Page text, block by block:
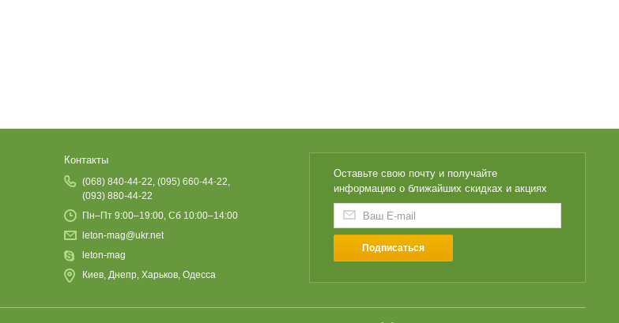
Контакты
(068) 840-44-22, (095) 660-44-22,
(093) 880-44-22
Пн–Пт 9:00–19:00, Сб 10:00–14:00
leton-mag@ukr.net
leton-mag
Киев, Днепр, Харьков, Одесса
Оставьте свою почту и получайте
информацию о ближайших скидках и акциях
Подписаться